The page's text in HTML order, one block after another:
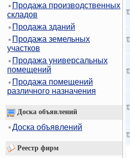
Продажа производственных
складов
Продажа зданий
Продажа земельных
участков
Продажа универсальных
помещений
Продажа помещений
различного назначения
Доска объявлений
Доска объявлений
Реестр фирм